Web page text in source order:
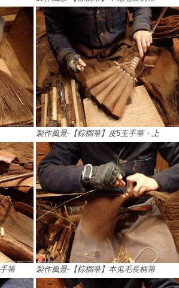
製作風景-【棕櫚箒】皮5玉手箒・上
箒 製作風景-【棕櫚箒】本鬼毛長柄箒